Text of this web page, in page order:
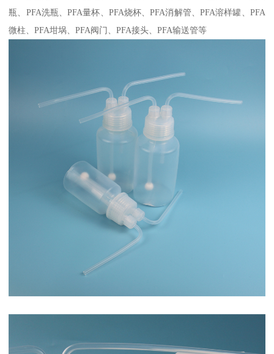
瓶、PFA洗瓶、PFA量杯、PFA烧杯、PFA消解管、PFA溶样罐、PFA
微柱、PFA坩埚、PFA阀门、PFA接头、PFA输送管等